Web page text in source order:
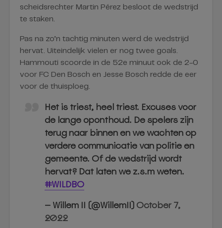
scheidsrechter Martin Pérez besloot de wedstrijd
te staken.
Pas na zo’n tachtig minuten werd de wedstrijd
hervat. Uiteindelijk vielen er nog twee goals.
Hammouti scoorde in de 52e minuut ook de 2-0
voor FC Den Bosch en Jesse Bosch redde de eer
voor de thuisploeg.
Het is triest, heel triest. Excuses voor
de lange oponthoud. De spelers zijn
terug naar binnen en we wachten op
verdere communicatie van politie en
gemeente. Of de wedstrijd wordt
hervat? Dat laten we z.s.m weten.
#WILDBO
— Willem II (@WillemII) October 7,
2022